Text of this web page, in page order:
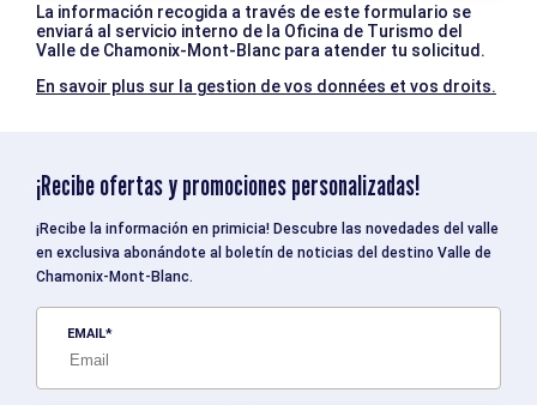
La información recogida a través de este formulario se
enviará al servicio interno de la Oficina de Turismo del
Valle de Chamonix-Mont-Blanc para atender tu solicitud.
En savoir plus sur la gestion de vos données et vos droits.
¡Recibe ofertas y promociones personalizadas!
¡Recibe la información en primicia! Descubre las novedades del valle
en exclusiva abonándote al boletín de noticias del destino Valle de
Chamonix-Mont-Blanc.
EMAIL